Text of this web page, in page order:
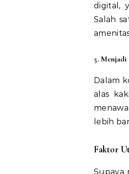
digital,
Salah
5. Menjadi
Dalam
alas
lebih
Faktor
Supaya